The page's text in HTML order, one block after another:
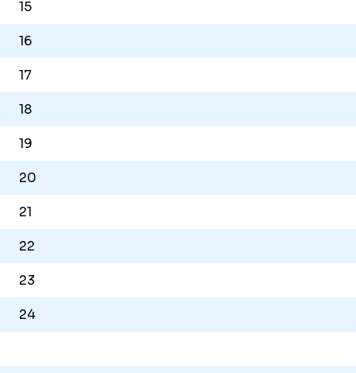
15
16
17
18
19
20
21
22
23
24